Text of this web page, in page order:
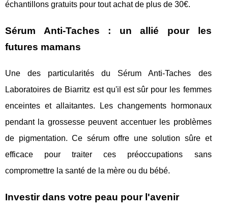
échantillons gratuits pour tout achat de plus de 30€.
Sérum Anti-Taches : un allié pour les
futures mamans
Une des particularités du Sérum Anti-Taches des
Laboratoires de Biarritz est qu'il est sûr pour les femmes
enceintes et allaitantes. Les changements hormonaux
pendant la grossesse peuvent accentuer les problèmes
de pigmentation. Ce sérum offre une solution sûre et
efficace pour traiter ces préoccupations sans
compromettre la santé de la mère ou du bébé.
Investir dans votre peau pour l'avenir